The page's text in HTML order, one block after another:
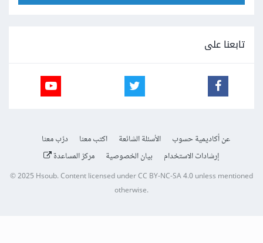
تابعنا على
عن أكاديمية حسوب الأسئلة الشائعة اكتب معنا
درّب معنا
إرشادات الاستخدام
بيان الخصوصية مركز المساعدة
© 2025 Hsoub.Content licensed underCC BY-NC-SA 4.0unless mentioned
otherwise.